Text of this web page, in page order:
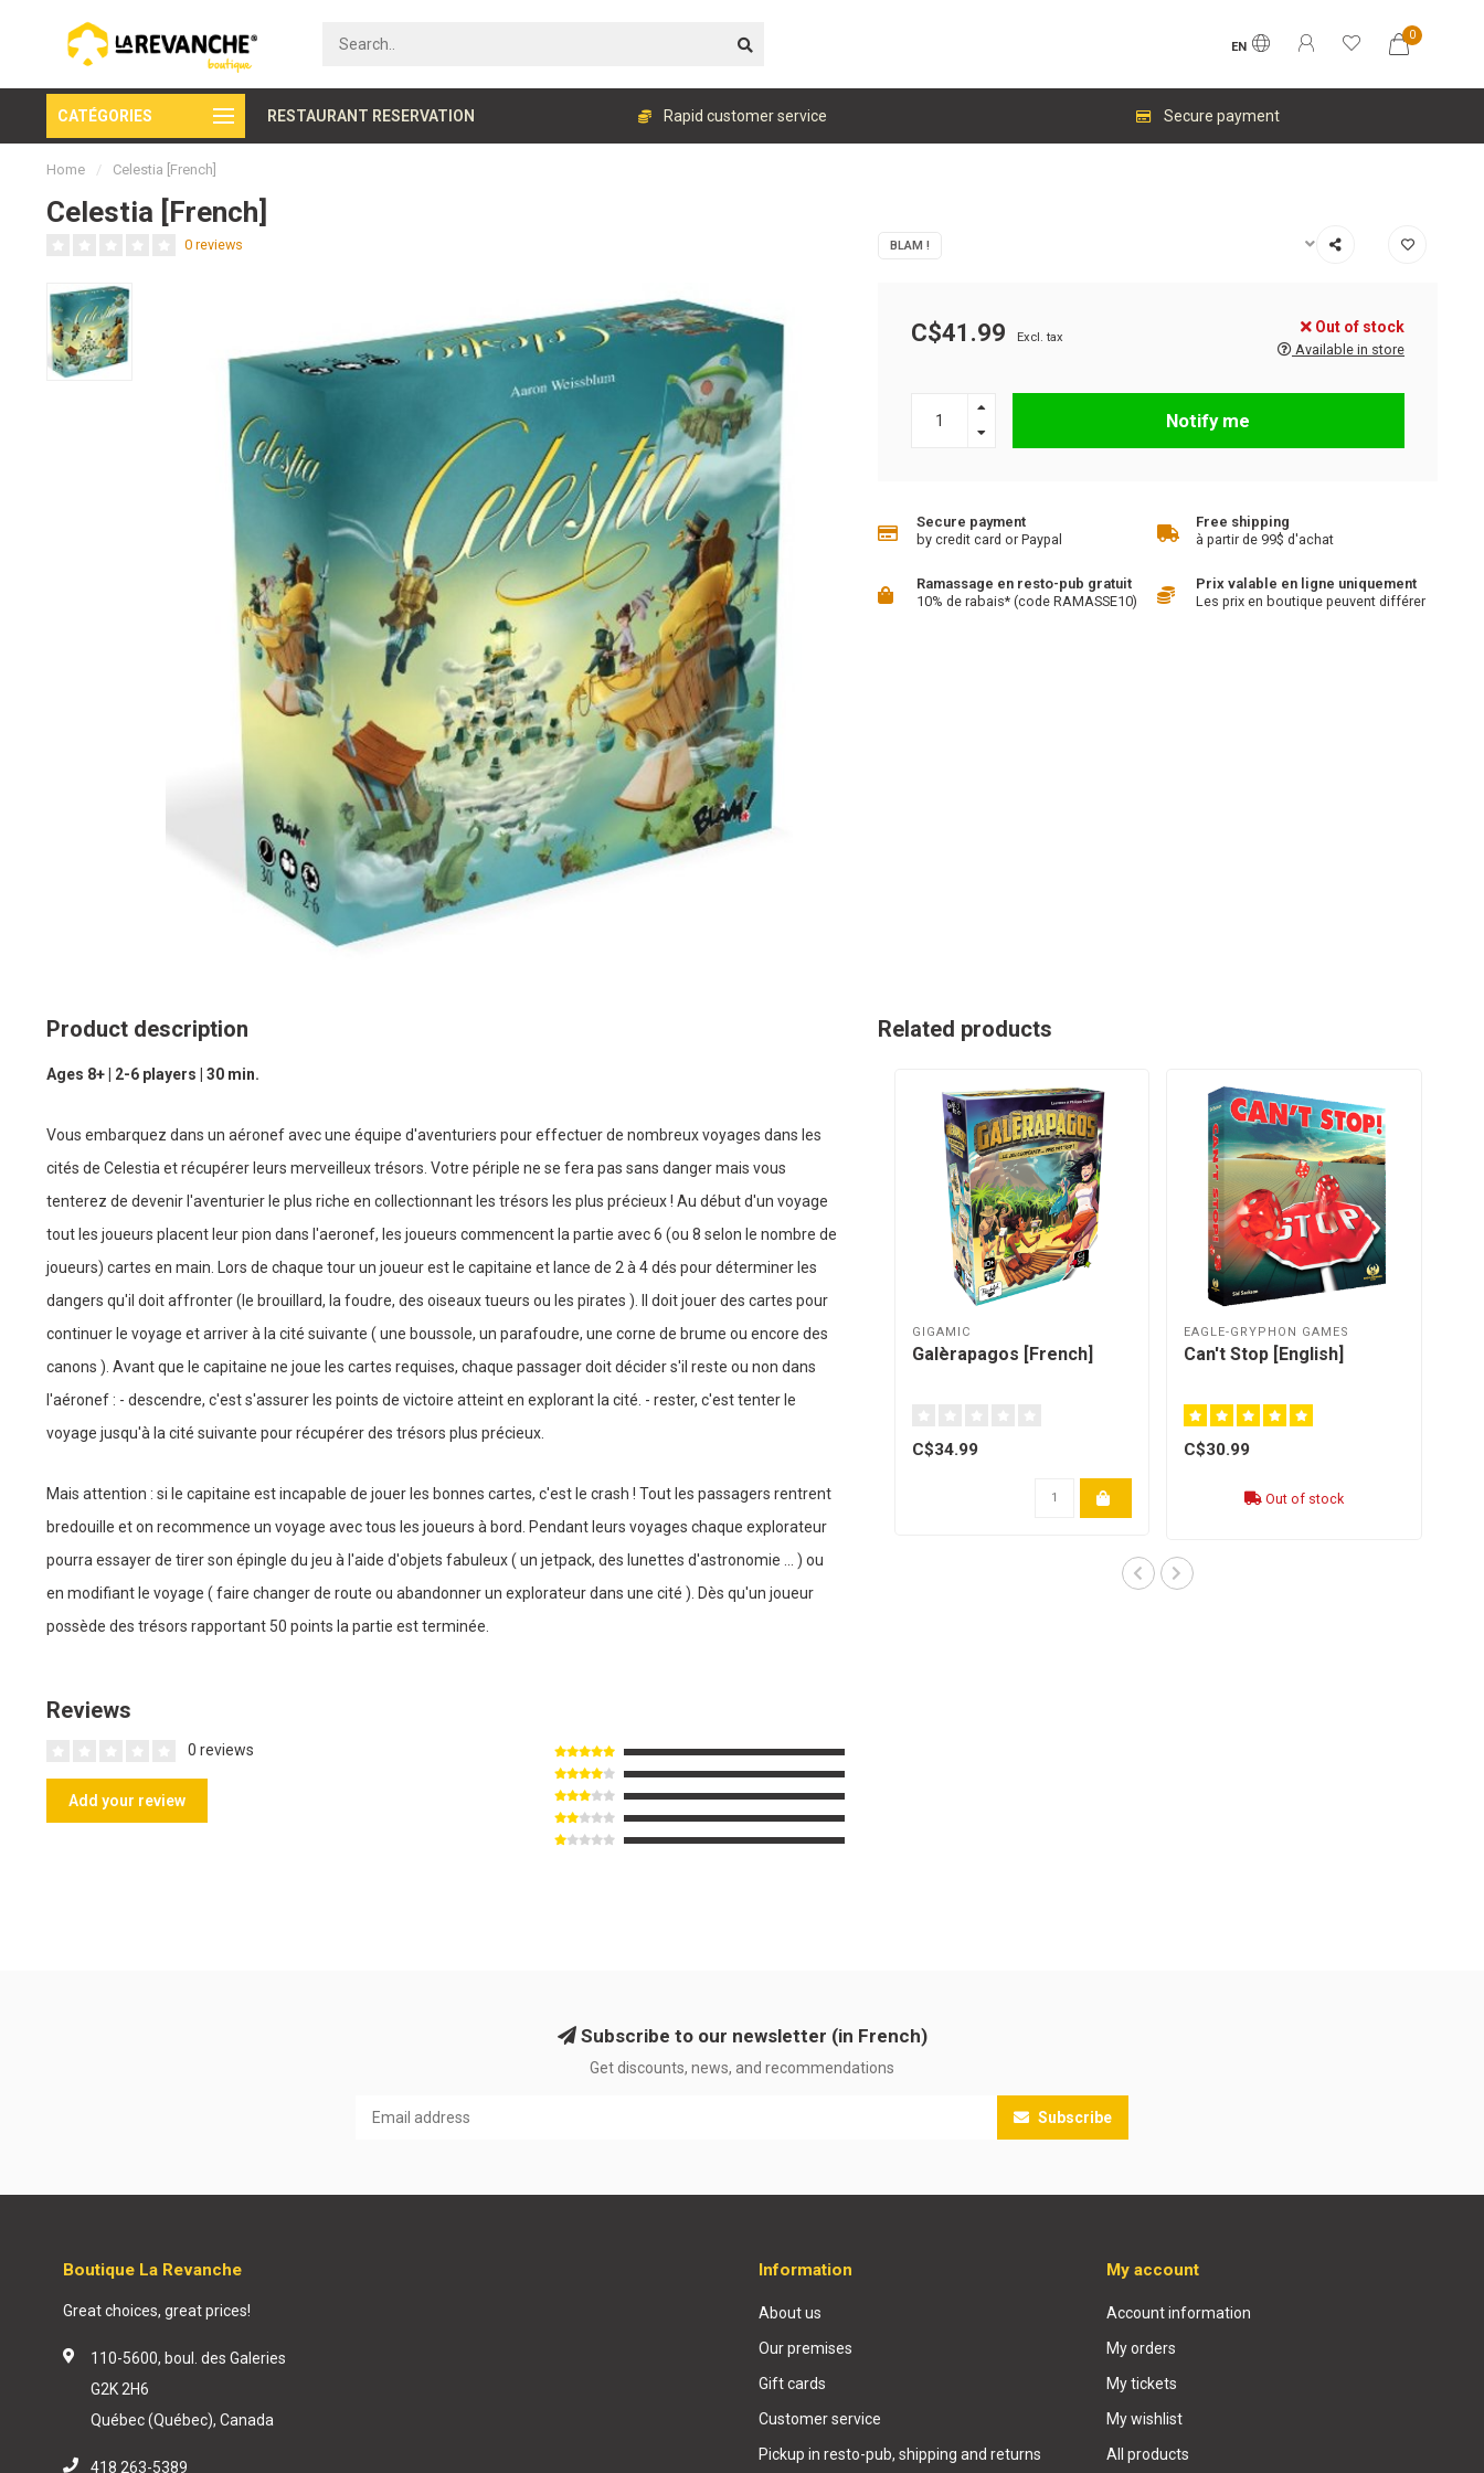
EN
0
CATÉGORIES RESTAURANT RESERVATION
Secure payment Rapid customer service Secure payment
Home / Celestia [French]
Celestia [French]
0 reviews BLAM !
C$41.99 Excl. tax
Out of stock
Available in store
Notify me
Secure payment
by credit card or Paypal
Free shipping
à partir de 99$ d'achat
Ramassage en resto-pub gratuit
10% de rabais* (code RAMASSE10)
Prix valable en ligne uniquement
Les prix en boutique peuvent différer
Product description
Ages 8+ | 2-6 players | 30 min.
Vous embarquez dans un aéronef avec une équipe d'aventuriers pour effectuer de nombreux voyages dans les
cités de Celestia et récupérer leurs merveilleux trésors. Votre périple ne se fera pas sans danger mais vous
tenterez de devenir l'aventurier le plus riche en collectionnant les trésors les plus précieux ! Au début d'un voyage
tout les joueurs placent leur pion dans l'aeronef, les joueurs commencent la partie avec 6 (ou 8 selon le nombre de
joueurs) cartes en main. Lors de chaque tour un joueur est le capitaine et lance de 2 à 4 dés pour déterminer les
dangers qu'il doit affronter (le brouillard, la foudre, des oiseaux tueurs ou les pirates ). Il doit jouer des cartes pour
continuer le voyage et arriver à la cité suivante ( une boussole, un parafoudre, une corne de brume ou encore des
canons ). Avant que le capitaine ne joue les cartes requises, chaque passager doit décider s'il reste ou non dans
l'aéronef : - descendre, c'est s'assurer les points de victoire atteint en explorant la cité. - rester, c'est tenter le
voyage jusqu'à la cité suivante pour récupérer des trésors plus précieux.
Mais attention : si le capitaine est incapable de jouer les bonnes cartes, c'est le crash ! Tout les passagers rentrent
bredouille et on recommence un voyage avec tous les joueurs à bord. Pendant leurs voyages chaque explorateur
pourra essayer de tirer son épingle du jeu à l'aide d'objets fabuleux ( un jetpack, des lunettes d'astronomie ... ) ou
en modifiant le voyage ( faire changer de route ou abandonner un explorateur dans une cité ). Dès qu'un joueur
possède des trésors rapportant 50 points la partie est terminée.
Reviews
0 reviews
Add your review
Related products
GIGAMIC
Galèrapagos [French]
C$34.99
EAGLE-GRYPHON GAMES
Can't Stop [English]
C$30.99
Out of stock
Subscribe to our newsletter (in French)
Get discounts, news, and recommendations
Subscribe
Boutique La Revanche
Great choices, great prices!
110-5600, boul. des Galeries
G2K 2H6
Québec (Québec), Canada
418 263-5389
Information
About us
Our premises
Gift cards
Customer service
Pickup in resto-pub, shipping and returns
My account
Account information
My orders
My tickets
My wishlist
All products